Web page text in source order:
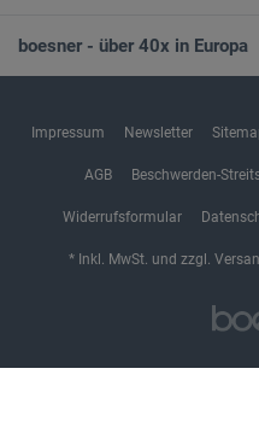
boesner - über 40x in Europa
Impressum Newsletter
AGB Beschwerden-
Widerrufsformular
* Inkl. MwSt. und zzgl.